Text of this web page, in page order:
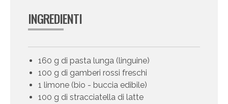
INGREDIENTI
160 g di pasta lunga (linguine)
100 g di gamberi rossi freschi
1 limone (bio - buccia edibile)
100 g di stracciatella di latte